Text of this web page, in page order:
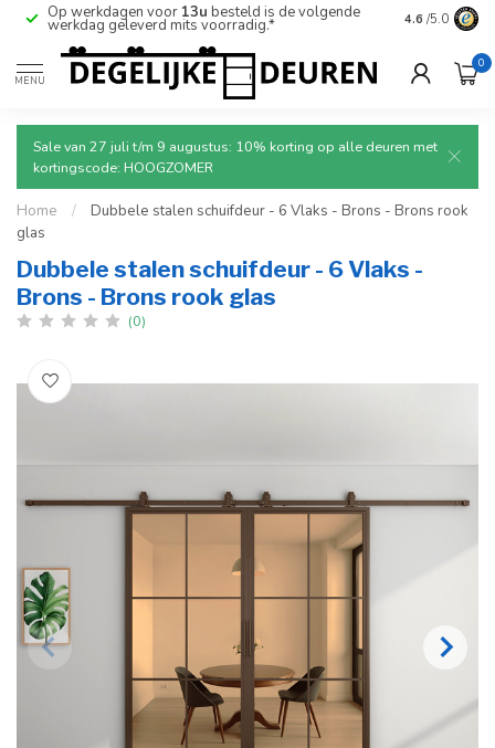
Op werkdagen voor 13u besteld is de volgende
werkdag geleverd mits voorradig.*
Ruim aanbod
deuren.
4.6 /5.0
MENU
0
Sale van 27 juli t/m 9 augustus: 10% korting op alle deuren met
kortingscode: HOOGZOMER
Home /
Dubbele stalen schuifdeur - 6 Vlaks - Brons - Brons rook
glas
Dubbele stalen schuifdeur - 6 Vlaks -
Brons - Brons rook glas
(0)